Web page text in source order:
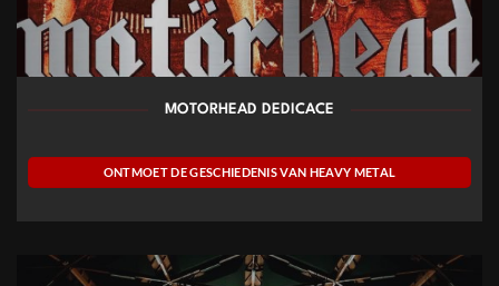
MOTORHEAD DEDICACE
ONTMOET DE GESCHIEDENIS VAN HEAVY METAL